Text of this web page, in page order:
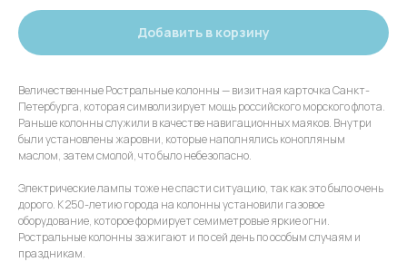
Добавить в корзину
Величественные Ростральные колонны — визитная карточка Санкт-
Петербурга, которая символизирует мощь российского морского флота.
Раньше колонны служили в качестве навигационных маяков. Внутри
были установлены жаровни, которые наполнялись конопляным
маслом, затем смолой, что было небезопасно.
Электрические лампы тоже не спасти ситуацию, так как это было очень
дорого. К 250-летию города на колонны установили газовое
оборудование, которое формирует семиметровые яркие огни.
Ростральные колонны зажигают и по сей день по особым случаям и
праздникам.